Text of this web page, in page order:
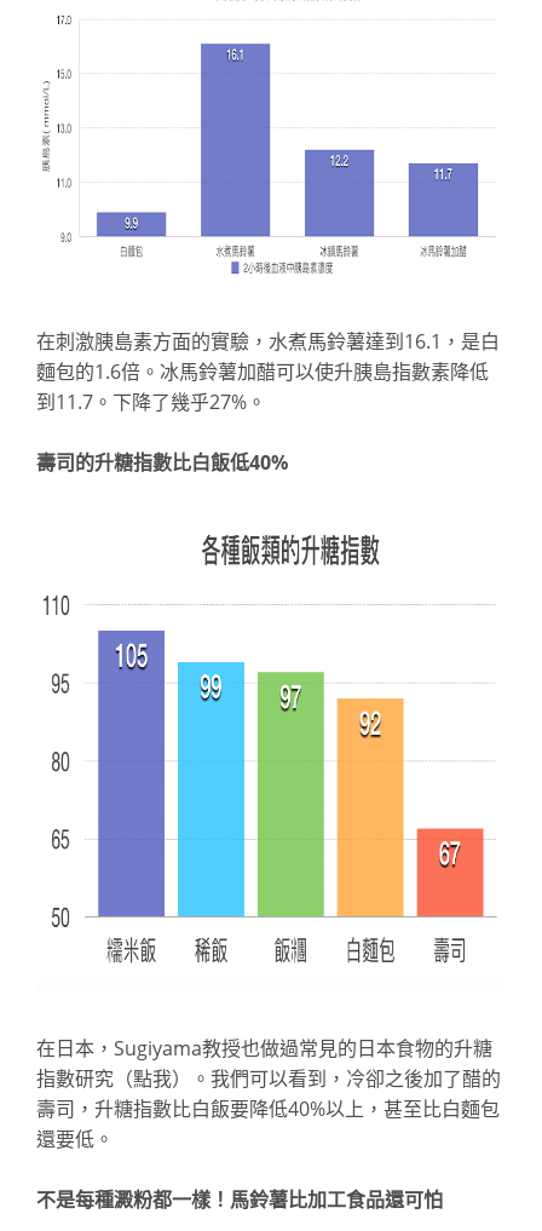
在刺激胰島素方面的實驗，水煮馬鈴薯達到16.1，是白
麵包的1.6倍。冰馬鈴薯加醋可以使升胰島指數素降低
到11.7。下降了幾乎27%。
壽司的升糖指數比白飯低40%
在日本，Sugiyama教授也做過常見的日本食物的升糖
指數研究 （點我）。我們可以看到，冷卻之後加了醋的
壽司，升糖指數比白飯要降低40%以上，甚至比白麵包
還要低。
不是每種澱粉都一樣！馬鈴薯比加工食品還可怕